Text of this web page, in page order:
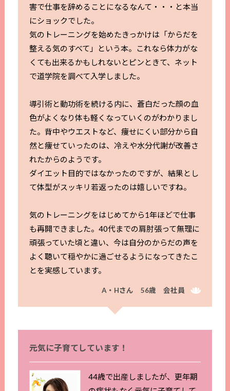
害で仕事を辞めることになるなんて・・・と本当
にショックでした。
気のトレーニングを始めたきっかけは「からだを
整える気のすべて」という本。これなら体力がな
くても出来るかもしれないとピンときて、ネット
で道学院を調べて入学しました。
導引術と動功術を続ける内に、蒼白だった顔の血
色がよくなり体も軽くなっていくのがわかりまし
た。背中やウエストなど、痩せにくい部分から自
然と痩せていったのは、冷えや水分代謝が改善さ
れたからのようです。
ダイエット目的ではなかったのですが、結果とし
て体型がスッキリ若返ったのは嬉しいですね。
気のトレーニングをはじめてから1年ほどで仕事
も再開できました。40代までの肩肘張って無理に
頑張っていた頃と違い、今は自分のからだの声を
よく聴いて穏やかに過ごせるようになってきたこ
とを実感しています。
A・Hさん 56歳 会社員
元気に子育てしています！
44歳で出産しましたが、更年期